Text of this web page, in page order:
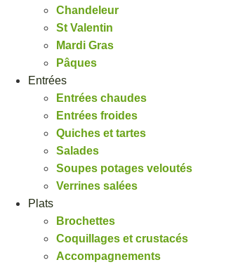
Chandeleur
St Valentin
Mardi Gras
Pâques
Entrées
Entrées chaudes
Entrées froides
Quiches et tartes
Salades
Soupes potages veloutés
Verrines salées
Plats
Brochettes
Coquillages et crustacés
Accompagnements